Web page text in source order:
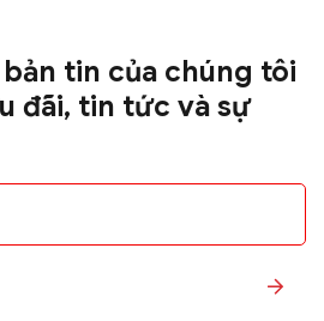
tin của chúng tôi
đãi, tin tức và sự